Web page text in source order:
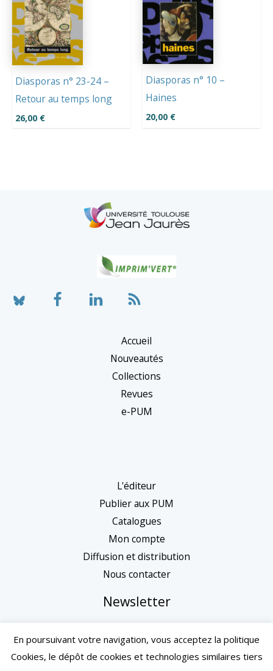
Diasporas n° 23-24 –
Retour au temps long
26,00 €
Diasporas n° 10 –
Haines
20,00 €
Accueil
Nouveautés
Collections
Revues
e-PUM
L'éditeur
Publier aux PUM
Catalogues
Mon compte
Diffusion et distribution
Nous contacter
Newsletter
En poursuivant votre navigation, vous acceptez la politique
Cookies, le dépôt de cookies et technologies similaires tiers